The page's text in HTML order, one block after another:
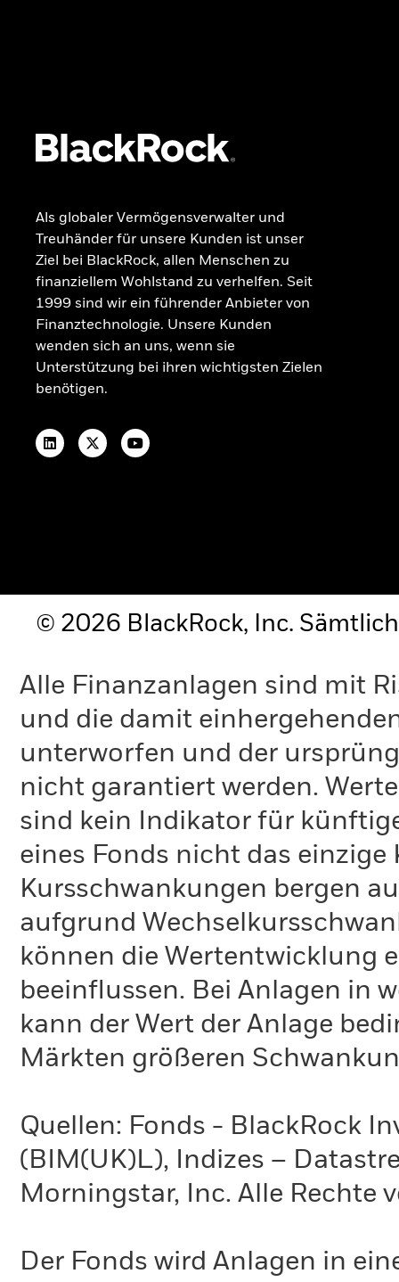
Alle Fonds anzeigen
Märkte & Wissen
MARKTEINBLICKE
Investing
Umfrage zur Altersvorsorge 2025
Betriebliche Altersvorsorge
Dokumente & Unterlagen
Newsletter-Anmeldung
NACHHALTIGKEITSBEZOGENE
OFFENLEGUNGEN
OGAW-Vergütungsrichtlinie
Nachhaltigkeitsbezogene
Als globaler Vermögensverwalter und
Treuhänder für unsere Kunden ist unser
Ziel bei BlackRock, allen Menschen zu
finanziellem Wohlstand zu verhelfen. Seit
1999 sind wir ein führender Anbieter von
Finanztechnologie. Unsere Kunden
wenden sich an uns, wenn sie
Unterstützung bei ihren wichtigsten Zielen
benötigen.
© 2026 BlackRock, Inc.
Alle Finanzanlagen sind mit
und die damit
unterworfen und der
nicht garantiert werden.
sind kein Indikator für
eines Fonds nicht das
Kursschwankungen bergen
aufgrund
können die Wertentwicklung
beeinflussen. Bei Anlagen in
kann der Wert der Anlage
Märkten größeren
Quellen: Fonds - BlackRock
(BIM(UK)L), Indizes –
Morningstar, Inc. Alle Rechte
Der Fonds wird Anlagen in